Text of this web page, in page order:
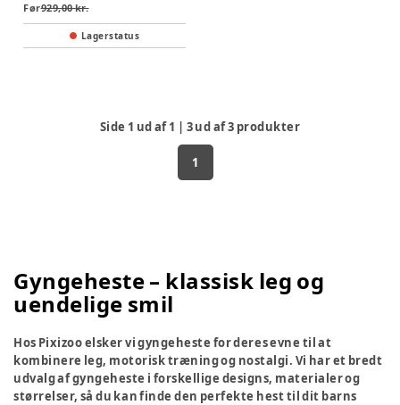
Før929,00 kr.
Lagerstatus
Side 1 ud af1 | 3ud af3 produkter
1
Gyngeheste – klassisk leg og
uendelige smil
Hos Pixizoo elsker vi gyngeheste for deres evne til at
kombinere leg, motorisk træning og nostalgi. Vi har et bredt
udvalg af gyngeheste i forskellige designs, materialer og
størrelser, så du kan finde den perfekte hest til dit barns